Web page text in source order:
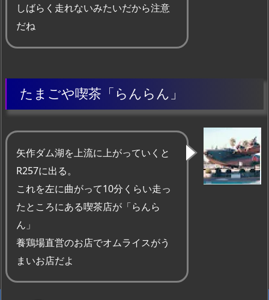
しばらく走れないみたいだから注意
だね
たまごや喫茶「らんらん」
矢作ダム湖を上流に上がっていくと
R257に出る。
これを左に曲がって10分くらい走っ
たところにある喫茶店が「らんら
ん」
養鶏場直営のお店でオムライスがう
まいお店だよ